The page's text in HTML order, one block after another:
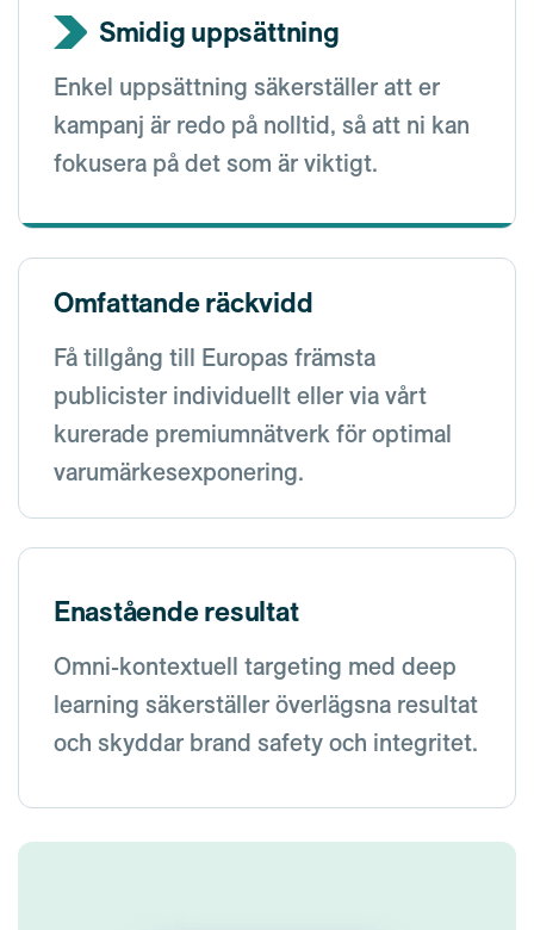
Smidig uppsättning
Enkel uppsättning säkerställer att er
kampanj är redo på nolltid, så att ni kan
fokusera på det som är viktigt.
Omfattande räckvidd
Få tillgång till Europas främsta
publicister individuellt eller via vårt
kurerade premiumnätverk för optimal
varumärkesexponering.
Enastående resultat
Omni-kontextuell targeting med deep
learning säkerställer överlägsna resultat
och skyddar brand safety och integritet.